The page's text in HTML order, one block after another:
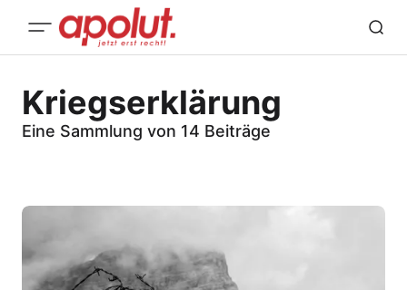
Kriegserklärung
Eine Sammlung von 14 Beiträge